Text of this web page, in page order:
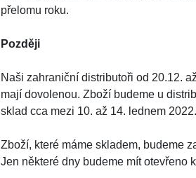
přelomu roku.
Později
Naši zahraniční distributoři od 20.12.
mají dovolenou. Zboží budeme u
sklad cca mezi 10. až 14. lednem 2022.
Zboží, které máme skladem, budeme
Jen některé dny budeme mít otevřeno